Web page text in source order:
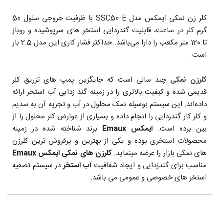
کلر زن نمکی ایمکس مدل SSC50-E با ظرفیت خروجی سلول 50
گرم کلر در ساعت، قابلیت گندزدایی استخر های سرپوشیده و روباز
تا 120 متر مکعب را دارا می‌باشد. حداکثر فشار کاری این مدل 2.5 بار
است.
کلرزن نمکی چند سالی است که جایگزین پمپ های تزریق کلر
قدیمی شده و کیفیت بالاتری را در زمینه گند زدایی آب استخر ارائه
داده‌اند. این سیستم بوسیله نمک محلول در آب و تجزیه آن به سدیم
و کلر کار گندزدایی را انجام داده و بسیاری از عوارض کلر محلول را از
بین برده است. ایمکس Emaux
برند شناخته شده در زمینه
محصولات استخری بوده و یکی از بهترین و پرفروش ترین کلرزن
های نمکی بازار را عرضه مینماید. کلرزن های نمکی ایمکس Emaux
مناسب برای گندزدایی و ایجاد شفافیت آب استخردر سیستم تصفیه
استخر های خصوصی و عمومی می باشد.